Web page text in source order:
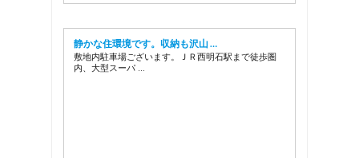
静かな住環境です。収納も沢山 …
敷地内駐車場ございます。ＪＲ西明石駅まで徒歩圏
内、大型スーパ …